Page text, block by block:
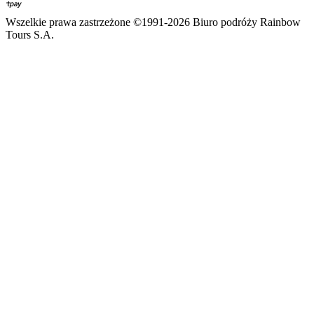
Wszelkie prawa zastrzeżone ©1991-2026 Biuro podróży Rainbow
Tours S.A.